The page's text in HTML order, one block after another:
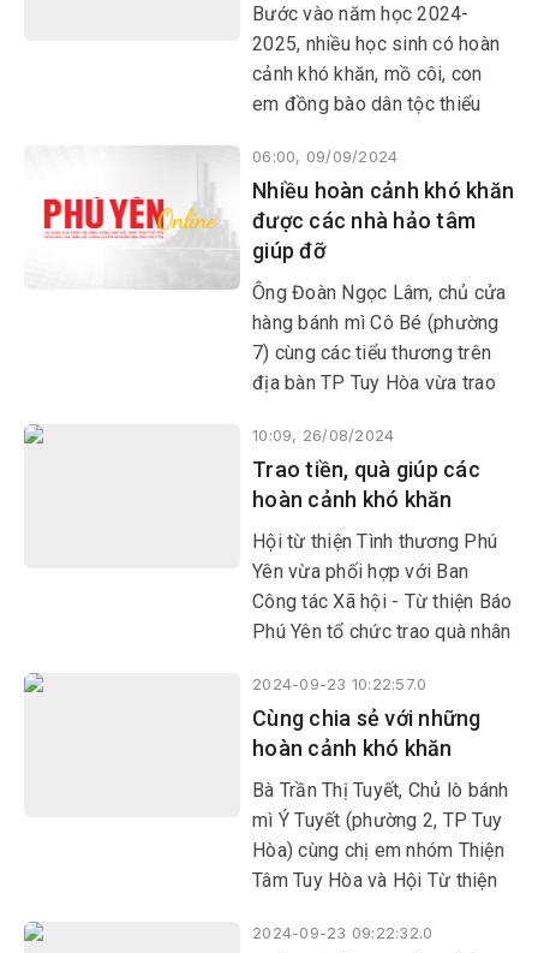
Bước vào năm học 2024-
2025, nhiều học sinh có hoàn
cảnh khó khăn, mồ côi, con
em đồng bào dân tộc thiểu
hảo tâm trao học bổng, xe
đạp, sách vở…
06:00, 09/09/2024
Nhiều hoàn cảnh khó khăn
được các nhà hảo tâm
giúp đỡ
Ông Đoàn Ngọc Lâm, chủ cửa
hàng bánh mì Cô Bé (phường
7) cùng các tiểu thương trên
địa bàn TP Tuy Hòa vừa trao
cảnh khó khăn, có người đau
bệnh ở huyện Sông Hinh và
Sơn Hòa.
10:09, 26/08/2024
Trao tiền, quà giúp các
hoàn cảnh khó khăn
Hội từ thiện Tình thương Phú
Yên vừa phối hợp với Ban
Công tác Xã hội - Từ thiện Báo
Phú Yên tổ chức trao quà nhân
đặc biệt khó khăn, người
khuyết tật ở các huyện Phú
Hòa, Sơn Hòa, Sông Hinh và
TP Tuy Hòa.
2024-09-23 10:22:57.0
Cùng chia sẻ với những
hoàn cảnh khó khăn
Bà Trần Thị Tuyết, Chủ lò bánh
mì Ý Tuyết (phường 2, TP Tuy
Hòa) cùng chị em nhóm Thiện
Tâm Tuy Hòa và Hội Từ thiện
cảnh khó khăn, bệnh đau ở
2024-09-23 09:22:32.0